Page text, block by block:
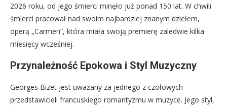
2026 roku, od jego śmierci minęło już ponad 150 lat. W chwili
śmierci pracował nad swoim najbardziej znanym dziełem,
operą „Carmen”, która miała swoją premierę zaledwie kilka
miesięcy wcześniej.
Przynależność Epokowa i Styl Muzyczny
Georges Bizet jest uważany za jednego z czołowych
przedstawicieli francuskiego romantyzmu w muzyce. Jego styl,